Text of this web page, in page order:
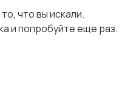
что вы искали.
и попробуйте еще раз.